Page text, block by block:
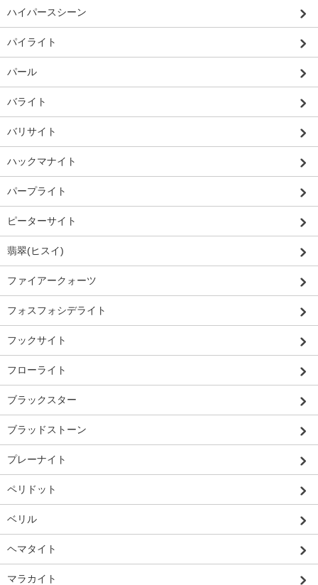
ハイパースシーン
パイライト
パール
バライト
バリサイト
ハックマナイト
パープライト
ピーターサイト
翡翠(ヒスイ)
ファイアークォーツ
フォスフォシデライト
フックサイト
フローライト
ブラックスター
ブラッドストーン
プレーナイト
ペリドット
ベリル
ヘマタイト
マラカイト